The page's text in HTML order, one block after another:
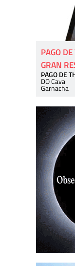
PAGO
GRAN
PAGO DE
DO Cava
Garnacha